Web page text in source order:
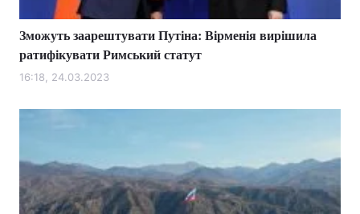
Зможуть заарештувати Путіна: Вірменія вирішила
ратифікувати Римський статут
16:18, 24.03.2023